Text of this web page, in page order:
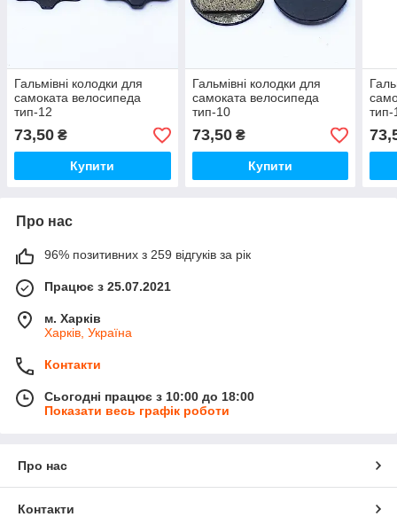
Гальмівні колодки для
самоката велосипеда
тип-12
73,50 ₴
Купити
Гальмівні колодки для
самоката велосипеда
тип-10
73,50₴
Купити
тип-
Про нас
96% позитивних з 259 відгуків за рік
Працює з 25.07.2021
м. Харків
Харків, Україна
Контакти
Сьогодні працює з 10:00 до 18:00
Показати весь графік роботи
Про нас
Контакти